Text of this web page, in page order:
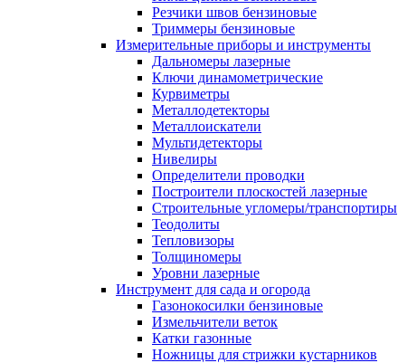
Резчики швов бензиновые
Триммеры бензиновые
Измерительные приборы и инструменты
Дальномеры лазерные
Ключи динамометрические
Курвиметры
Металлодетекторы
Металлоискатели
Мультидетекторы
Нивелиры
Определители проводки
Построители плоскостей лазерные
Строительные угломеры/транспортиры
Теодолиты
Тепловизоры
Толщиномеры
Уровни лазерные
Инструмент для сада и огорода
Газонокосилки бензиновые
Измельчители веток
Катки газонные
Ножницы для стрижки кустарников